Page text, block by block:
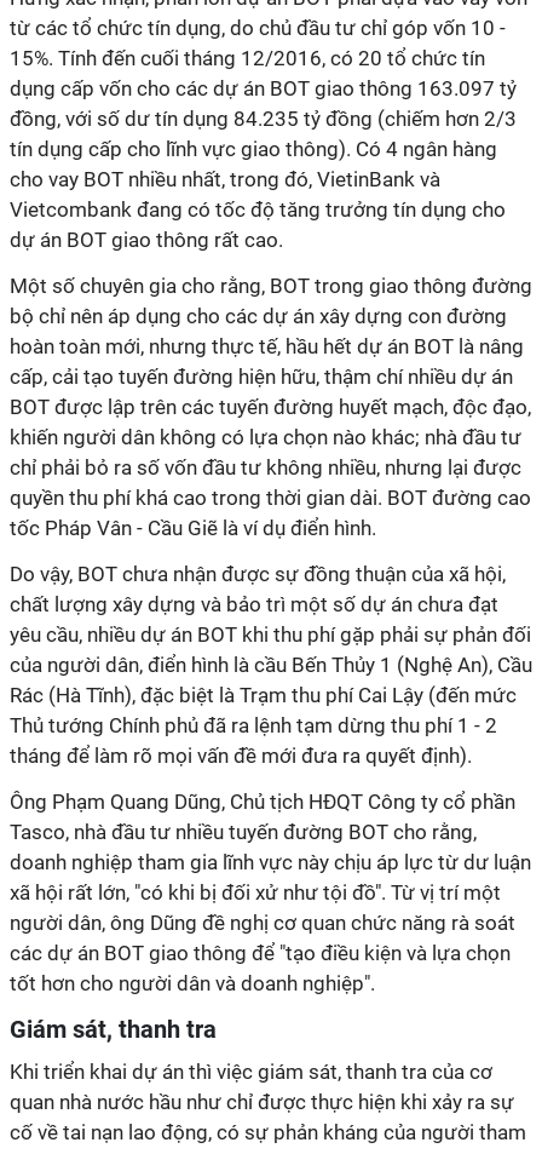
từ các tổ chức tín dụng, do chủ đầu tư chỉ góp vốn 10 -
15%. Tính đến cuối tháng 12/2016, có 20 tổ chức tín
dụng cấp vốn cho các dự án BOT giao thông 163.097 tỷ
đồng, với số dư tín dụng 84.235 tỷ đồng (chiếm hơn 2/3
tín dụng cấp cho lĩnh vực giao thông). Có 4 ngân hàng
cho vay BOT nhiều nhất, trong đó, VietinBank và
Vietcombank đang có tốc độ tăng trưởng tín dụng cho
dự án BOT giao thông rất cao.
Một số chuyên gia cho rằng, BOT trong giao thông đường
bộ chỉ nên áp dụng cho các dự án xây dựng con đường
hoàn toàn mới, nhưng thực tế, hầu hết dự án BOT là nâng
cấp, cải tạo tuyến đường hiện hữu, thậm chí nhiều dự án
BOT được lập trên các tuyến đường huyết mạch, độc đạo,
khiến người dân không có lựa chọn nào khác; nhà đầu tư
chỉ phải bỏ ra số vốn đầu tư không nhiều, nhưng lại được
quyền thu phí khá cao trong thời gian dài. BOT đường cao
tốc Pháp Vân - Cầu Giẽ là ví dụ điển hình.
Do vậy, BOT chưa nhận được sự đồng thuận của xã hội,
chất lượng xây dựng và bảo trì một số dự án chưa đạt
yêu cầu, nhiều dự án BOT khi thu phí gặp phải sự phản đối
của người dân, điển hình là cầu Bến Thủy 1 (Nghệ An), Cầu
Rác (Hà Tĩnh), đặc biệt là Trạm thu phí Cai Lậy (đến mức
Thủ tướng Chính phủ đã ra lệnh tạm dừng thu phí 1 - 2
tháng để làm rõ mọi vấn đề mới đưa ra quyết định).
Ông Phạm Quang Dũng, Chủ tịch HĐQT Công ty cổ phần
Tasco, nhà đầu tư nhiều tuyến đường BOT cho rằng,
doanh nghiệp tham gia lĩnh vực này chịu áp lực từ dư luận
xã hội rất lớn, "có khi bị đối xử như tội đồ". Từ vị trí một
người dân, ông Dũng đề nghị cơ quan chức năng rà soát
các dự án BOT giao thông để "tạo điều kiện và lựa chọn
tốt hơn cho người dân và doanh nghiệp".
Giám sát, thanh tra
Khi triển khai dự án thì việc giám sát, thanh tra của cơ
quan nhà nước hầu như chỉ được thực hiện khi xảy ra sự
cố về tai nạn lao động, có sự phản kháng của người tham